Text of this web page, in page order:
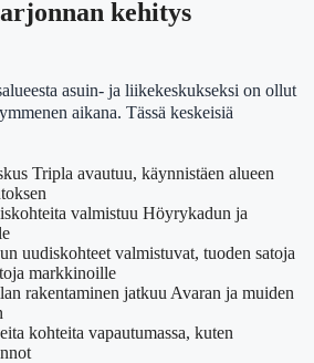
kehitys
asuin- ja liikekeskukseksi on ollut
aikana. Tässä keskeisiä
Tripla avautuu, käynnistäen alueen
valmistuu Höyrykadun ja
uudiskohteet valmistuvat, tuoden satoja
markkinoille
rakentaminen jatkuu Avaran ja muiden
kohteita vapautumassa, kuten